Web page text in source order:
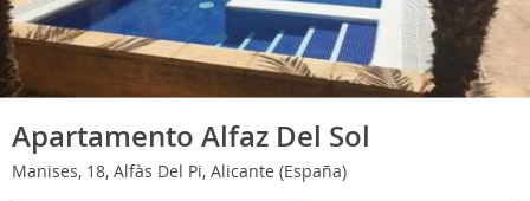
Apartamento Alfaz Del Sol
Manises, 18, Alfàs Del Pi, Alicante (España)